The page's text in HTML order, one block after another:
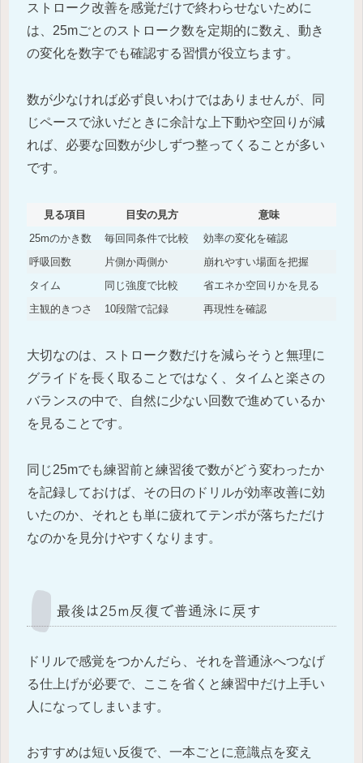
ストローク改善を感覚だけで終わらせないために
は、25mごとのストローク数を定期的に数え、動き
の変化を数字でも確認する習慣が役立ちます。
数が少なければ必ず良いわけではありませんが、同
じペースで泳いだときに余計な上下動や空回りが減
れば、必要な回数が少しずつ整ってくることが多い
です。
見る項目 目安の見方
意味
25mのかき数
毎回同条件で比較
効率の変化を確認
呼吸回数
片側か両側か
崩れやすい場面を把握
タイム
同じ強度で比較
省エネか空回りかを見る
主観的きつさ
10段階で記録 再現性を確認
大切なのは、ストローク数だけを減らそうと無理に
グライドを長く取ることではなく、タイムと楽さの
バランスの中で、自然に少ない回数で進めているか
を見ることです。
同じ25mでも練習前と練習後で数がどう変わったか
を記録しておけば、その日のドリルが効率改善に効
いたのか、それとも単に疲れてテンポが落ちただけ
なのかを見分けやすくなります。
最後は25m反復で普通泳に戻す
ドリルで感覚をつかんだら、それを普通泳へつなげ
る仕上げが必要で、ここを省くと練習中だけ上手い
人になってしまいます。
おすすめは短い反復で、一本ごとに意識点を変え